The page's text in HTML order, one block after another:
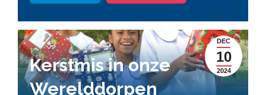
DEC
10
2024
Kerstmis in onze
Werelddorpen